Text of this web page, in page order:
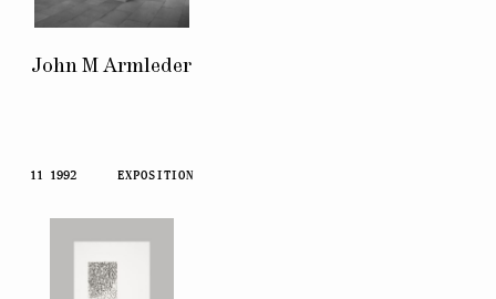
John M Armleder
11 1992 EXPOSITION